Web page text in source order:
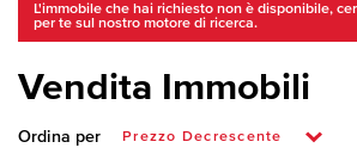
L'immobile che hai richiesto non è disponibile,
per te sul nostro motore di ricerca.
Vendita Immobili
Ordina per